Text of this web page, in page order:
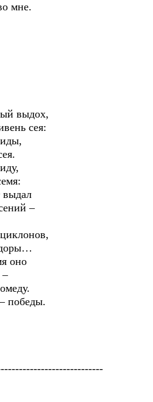
мне.
выдох,
сея:
выдал
–
оно
–
победы.